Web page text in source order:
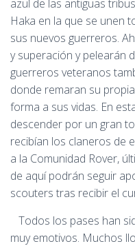
azul de las antiguas
Haka en la que se unen
sus nuevos guerreros.
y superación y pelearán
guerreros veteranos
donde remaran su
forma a sus vidas. En
descender por un gran
recibían los claneros de
a la Comunidad Rover,
de aquí podrán seguir
scouters tras recibir el
Todos los pases han
muy emotivos. Muchos